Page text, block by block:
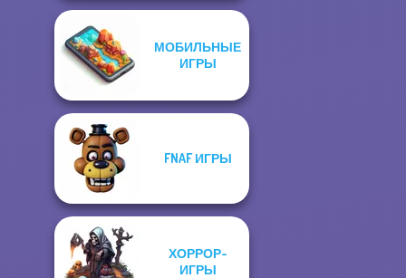
МОБИЛЬНЫЕ
ИГРЫ
FNAF ИГРЫ
ХОРРОР-
ИГРЫ